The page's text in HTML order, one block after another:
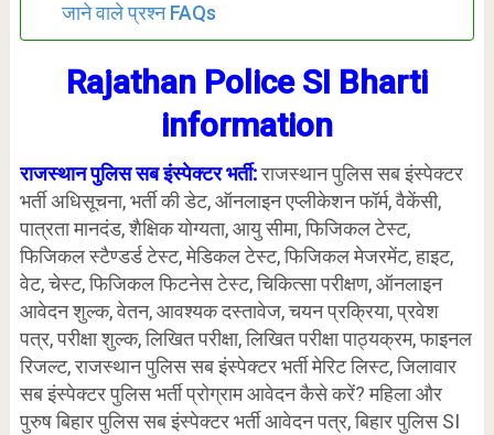
जाने वाले प्रश्न FAQs
Rajathan Police SI Bharti
information
राजस्थान पुलिस सब इंस्पेक्टर भर्ती:राजस्थान पुलिस सब इंस्पेक्टर
भर्ती अधिसूचना, भर्ती की डेट, ऑनलाइन एप्लीकेशन फॉर्म, वैकेंसी,
पात्रता मानदंड, शैक्षिक योग्यता, आयु सीमा, फिजिकल टेस्ट,
फिजिकल स्टैण्डर्ड टेस्ट, मेडिकल टेस्ट, फिजिकल मेजरमेंट, हाइट,
वेट, चेस्ट, फिजिकल फिटनेस टेस्ट, चिकित्सा परीक्षण, ऑनलाइन
आवेदन शुल्क, वेतन, आवश्यक दस्तावेज, चयन प्रक्रिया, प्रवेश
पत्र, परीक्षा शुल्क, लिखित परीक्षा, लिखित परीक्षा पाठ्यक्रम, फाइनल
रिजल्ट, राजस्थान पुलिस सब इंस्पेक्टर भर्ती मेरिट लिस्ट, जिलावार
सब इंस्पेक्टर पुलिस भर्ती प्रोग्राम आवेदन कैसे करें? महिला और
पुरुष बिहार पुलिस सब इंस्पेक्टर भर्ती आवेदन पत्र, बिहार पुलिस SI